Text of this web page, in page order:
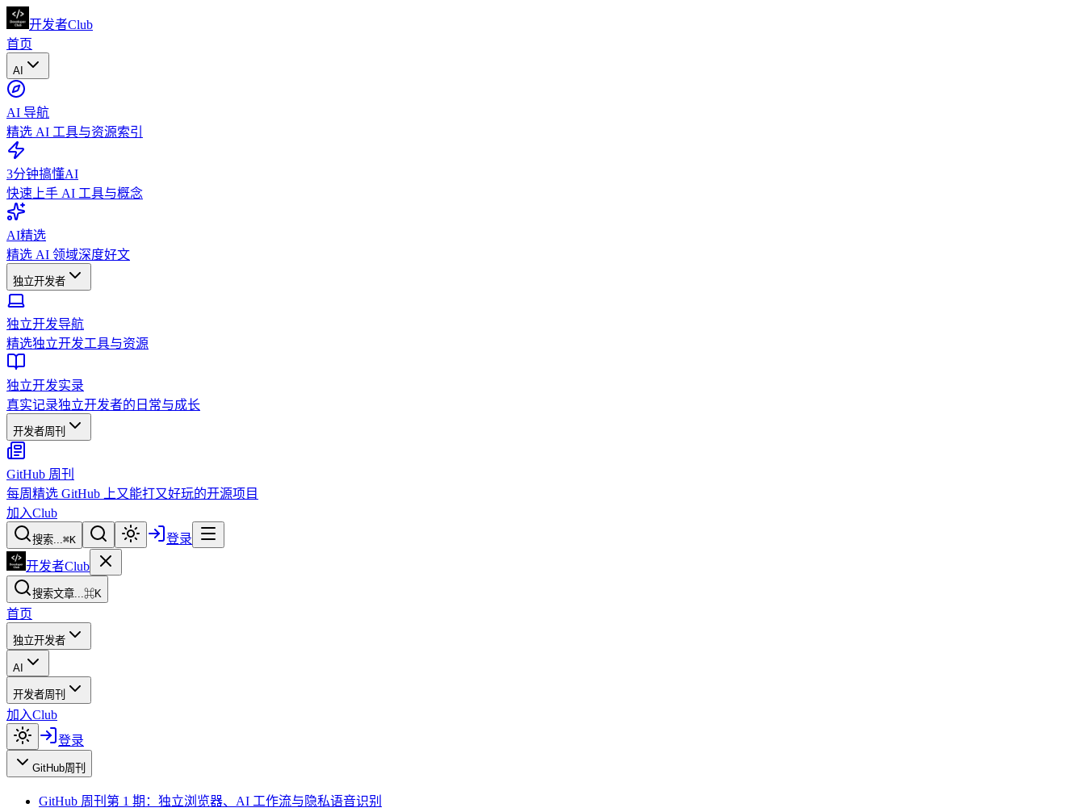
开发者Club
首页
AI
AI 导航
精选 AI 工具与资源索引
3分钟搞懂AI
快速上手 AI 工具与概念
AI精选
精选 AI 领域深度好文
独立开发者
独立开发导航
精选独立开发工具与资源
独立开发实录
真实记录独立开发者的日常与成长
开发者周刊
GitHub 周刊
每周精选 GitHub 上又能打又好玩的开源项目
加入Club
搜索...⌘K
登录
开发者Club
搜索文章...⌘K
首页
独立开发者
AI
开发者周刊
加入Club
登录
GitHub周刊
GitHub 周刊第 1 期：独立浏览器、AI 工作流与隐私语音识别